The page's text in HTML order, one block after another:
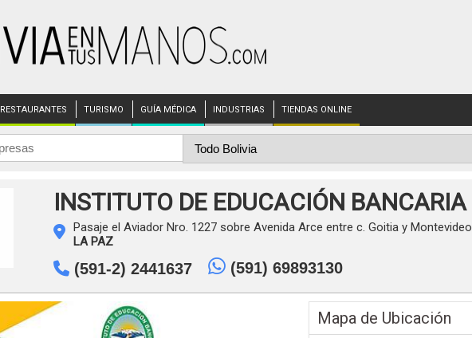
RESTAURANTES TURISMO GUÍA MÉDICA INDUSTRIAS TIENDAS ONLINE
INSTITUTO DE EDUCACIÓN BANCARIA
Pasaje el Aviador Nro. 1227 sobre Avenida Arce entre c. Goitia y Montevideo
LA PAZ
(591-2) 2441637 (591) 69893130
Mapa de Ubicación